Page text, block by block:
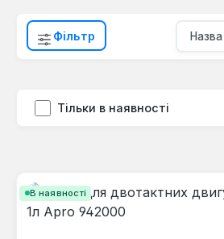
Фільтр
Тільки в наявності
В наявності